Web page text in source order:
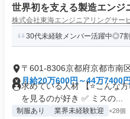
世界初を支える製造エンジ
株式会社東海エンジニアリングサー
30代未経験メンバー活躍中◎7
〒601-8306京都府京都市南
町
月給20万600円～44万7400円
求めている人材 【⭐こんな
を見るのが好き ✅ ミスの...
制服あり 業界未経験歓迎 +28個